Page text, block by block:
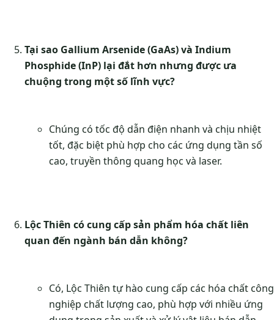
Tại sao Gallium Arsenide (GaAs) và Indium
Phosphide (InP) lại đắt hơn nhưng được ưa
chuộng trong một số lĩnh vực?
Chúng có tốc độ dẫn điện nhanh và chịu nhiệt
tốt, đặc biệt phù hợp cho các ứng dụng tần số
cao, truyền thông quang học và laser.
Lộc Thiên có cung cấp sản phẩm hóa chất liên
quan đến ngành bán dẫn không?
Có, Lộc Thiên tự hào cung cấp các hóa chất công
nghiệp chất lượng cao, phù hợp với nhiều ứng